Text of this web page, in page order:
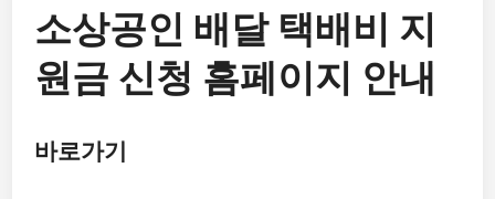
소상공인 배달 택배비 지
원금 신청 홈페이지 안내
바로가기